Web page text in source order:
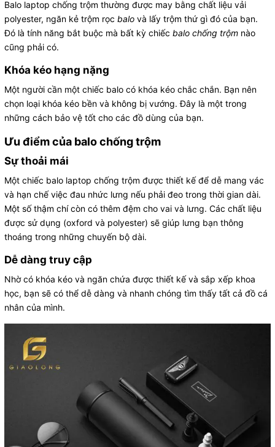
Balo laptop chống trộm thường được may bằng chất liệu vải
polyester, ngăn kẻ trộm rọc balo và lấy trộm thứ gì đó của bạn.
Đó là tính năng bắt buộc mà bất kỳ chiếc balo chống trộm nào
cũng phải có.
Khóa kéo hạng nặng
Một người cần một chiếc balo có khóa kéo chắc chắn. Bạn nên
chọn loại khóa kéo bền và không bị vướng. Đây là một trong
những cách bảo vệ tốt cho các đồ dùng của bạn.
Ưu điểm của balo chống trộm
Sự thoải mái
Một chiếc balo laptop chống trộm được thiết kế để dễ mang vác
và hạn chế việc đau nhức lưng nếu phải đeo trong thời gian dài.
Một số thậm chí còn có thêm đệm cho vai và lưng. Các chất liệu
được sử dụng (oxford và polyester) sẽ giúp lưng bạn thông
thoáng trong những chuyến bộ dài.
Dễ dàng truy cập
Nhờ có khóa kéo và ngăn chứa được thiết kế và sắp xếp khoa
học, bạn sẽ có thể dễ dàng và nhanh chóng tìm thấy tất cả đồ cá
nhân của mình.